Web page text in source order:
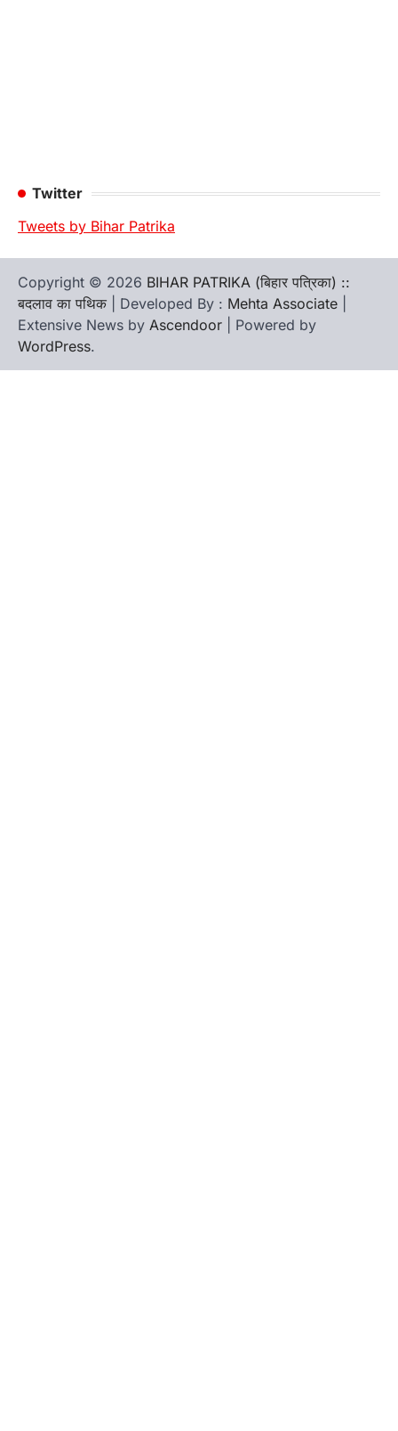
Twitter
Tweets by Bihar Patrika
Copyright © 2026 BIHAR PATRIKA (बिहार पत्रिका) ::
बदलाव का पथिक | Developed By : Mehta Associate
Extensive News by Ascendoor | Powered by
WordPress.